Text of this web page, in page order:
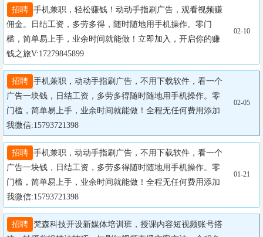
招聘 手机兼职，轻松赚钱！动动手指刷广告，观看视频赚
佣金。日结工资，多劳多得，随时随地用手机操作。零门
槛，简单易上手，业余时间就能做！立即加入，开启你的赚
钱之旅V:17279845899
02-10
招聘 手机兼职，动动手指刷广告，不用下载软件，看一个
广告一块钱，日结工资，多劳多得随时随地用手机操作。零
门槛，简单易上手，业余时间就能做！全程无任何费用添加
我微信:15793721398
02-05
招聘 手机兼职，动动手指刷广告，不用下载软件，看一个
广告一块钱，日结工资，多劳多得随时随地用手机操作。零
门槛，简单易上手，业余时间就能做！全程无任何费用添加
我微信:15793721398
01-21
招聘 梵森科技开设新媒体培训班，授课内容短视频账号搭